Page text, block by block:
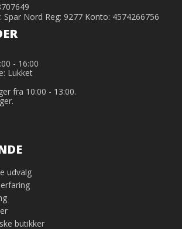
Spar Nord Reg: 9277 Konto: 4574266756
- 16:00
Lukket
fra 10:00 - 13:00.
udvalg
butikker